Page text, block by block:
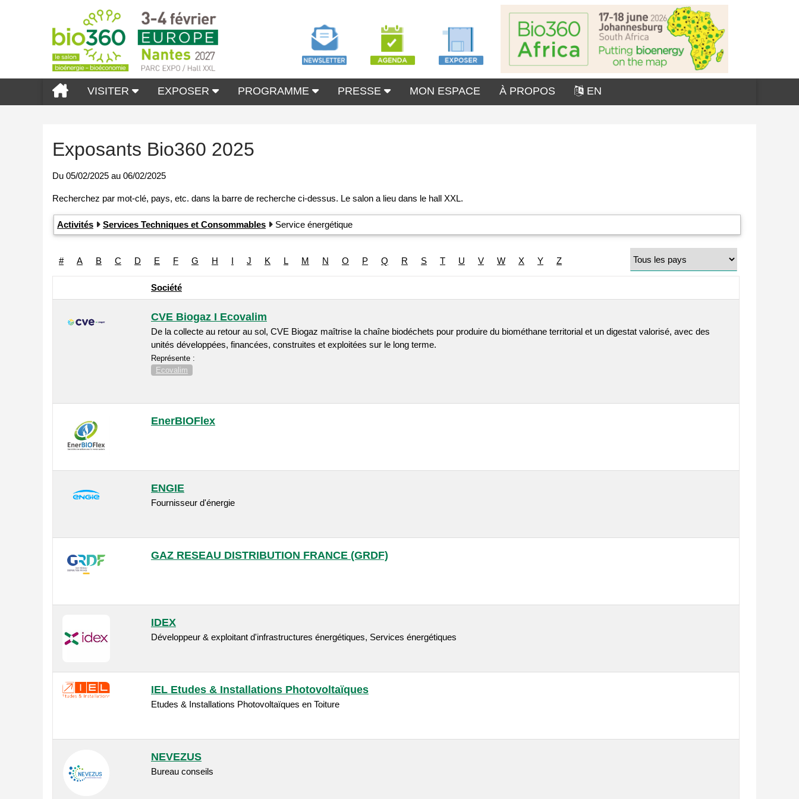
VISITER EXPOSER PROGRAMME PRESSE MON ESPACE À PROPOS EN
Exposants Bio360 2025
Du 05/02/2025 au 06/02/2025
Activités Services Techniques et Consommables Service énergétique
# A B C D E F G H I J K L M N O P Q R S T U V W X Y Z
Société
CVE Biogaz I Ecovalim
De la collecte au retour au sol, CVE Biogaz maîtrise la chaîne biodéchets pour produire du biométhane territorial et un digestat valorisé, avec des
unités développées, financées, construites et exploitées sur le long terme.
Représente :
Ecovalim
EnerBIOFlex
ENGIE
Fournisseur d'énergie
GAZ RESEAU DISTRIBUTION FRANCE (GRDF)
IDEX
Développeur & exploitant d'infrastructures énergétiques, Services énergétiques
IEL Etudes & Installations Photovoltaïques
Etudes & Installations Photovoltaïques en Toiture
NEVEZUS
Bureau conseils